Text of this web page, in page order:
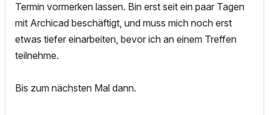
Termin vormerken lassen. Bin erst seit ein paar Tagen
mit Archicad beschäftigt, und muss mich noch erst
etwas tiefer einarbeiten, bevor ich an einem Treffen
teilnehme.
Bis zum nächsten Mal dann.